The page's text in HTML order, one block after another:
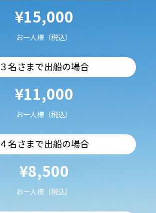
¥15,000
お一人様（税込）
３名さまで出船の場合
¥11,000
お一人様（税込）
４名さまで出船の場合
¥8,500
お一人様（税込）